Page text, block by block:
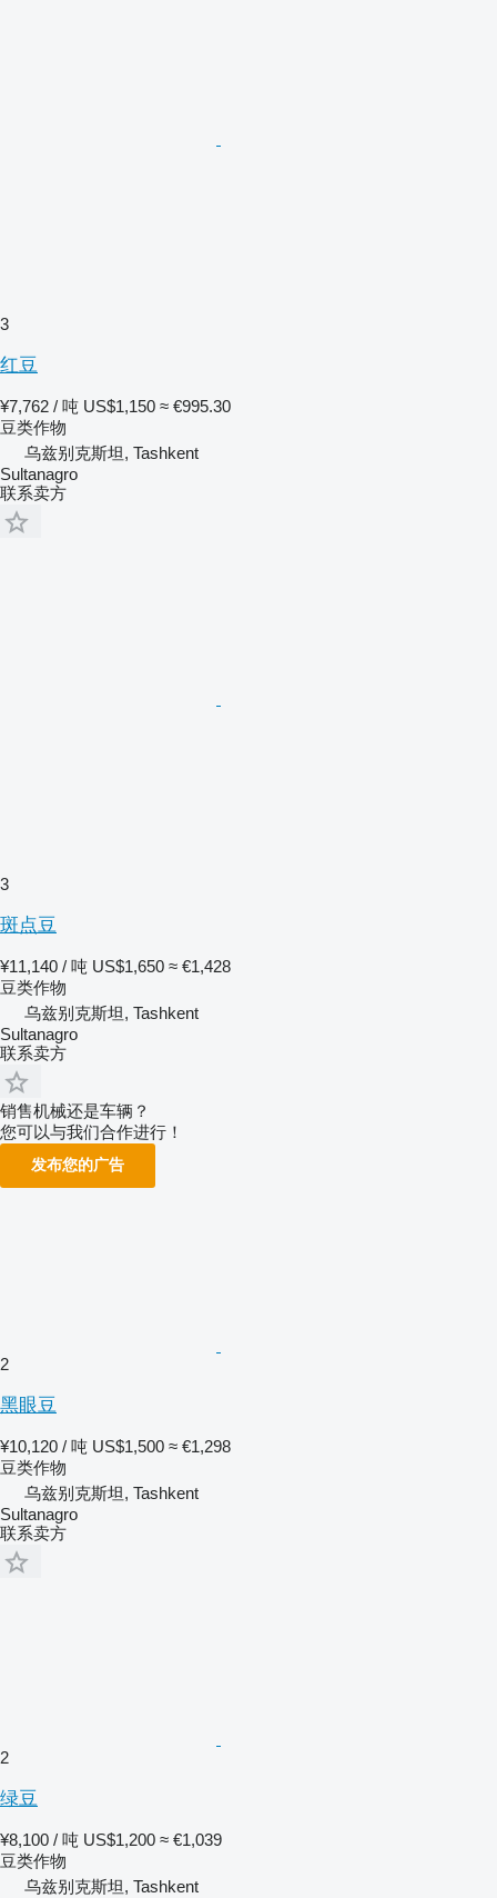
3
红豆
¥7,762 / 吨 US$1,150 ≈ €995.30
豆类作物
乌兹别克斯坦, Tashkent
Sultanagro
联系卖方
3
斑点豆
¥11,140 / 吨 US$1,650 ≈ €1,428
豆类作物
乌兹别克斯坦, Tashkent
Sultanagro
联系卖方
销售机械还是车辆？
您可以与我们合作进行！
发布您的广告
2
黑眼豆
¥10,120 / 吨 US$1,500 ≈ €1,298
豆类作物
乌兹别克斯坦, Tashkent
Sultanagro
联系卖方
2
绿豆
¥8,100 / 吨 US$1,200 ≈ €1,039
豆类作物
乌兹别克斯坦, Tashkent